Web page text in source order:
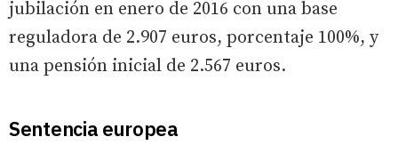
jubilación en enero de 2016 con una base
reguladora de 2.907 euros, porcentaje 100%, y
una pensión inicial de 2.567 euros.
Sentencia europea